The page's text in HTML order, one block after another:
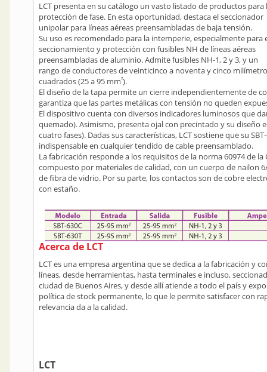
LCT presenta en su catálogo un vasto listado de productos para
protección de fase. En esta oportunidad, destaca el seccionador
unipolar para líneas aéreas preensambladas de baja tensión.
Su uso es recomendado para la intemperie, especialmente para
seccionamiento y protección con fusibles NH de líneas aéreas
preensambladas de aluminio. Admite fusibles NH-1, 2 y 3, y un
rango de conductores de veinticinco a noventa y cinco
cuadrados (25 a 95 mm²).
El diseño de la tapa permite un cierre independientemente de
garantiza que las partes metálicas con tensión no queden
El dispositivo cuenta con diversos indicadores luminosos que
quemado). Asimismo, presenta ojal con precintado y su diseño
cuatro fases). Dadas sus características, LCT sostiene que su
indispensable en cualquier tendido de cable preensamblado.
La fabricación responde a los requisitos de la norma 60974 de
compuesto por materiales de calidad, con un cuerpo de nailon
de fibra de vidrio. Por su parte, los contactos son de cobre
con estaño.
Acerca de LCT
LCT es una empresa argentina que se dedica a la fabricación y
líneas, desde herramientas, hasta terminales e incluso,
ciudad de Buenos Aires, y desde allí atiende a todo el país y
política de stock permanente, lo que le permite satisfacer con
relevancia da a la calidad.
LCT